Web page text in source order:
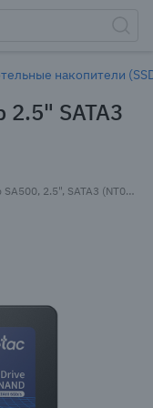
накопители
2.5" SATA3
Твердотельный накопитель (SSD) Netac 256Gb SA500, 2.5", SATA3 (NT01SA500-256-S3X)